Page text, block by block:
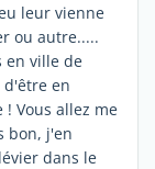
leur vienne
ou autre.....
en ville de
en
! Vous allez me
bon, j'en
dans le